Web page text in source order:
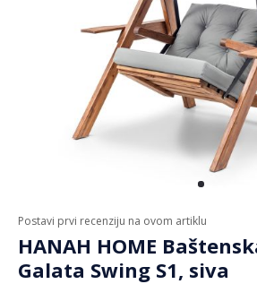
Postavi prvi recenziju na ovom artiklu
HANAH HOME
Galata Swing S1, siva